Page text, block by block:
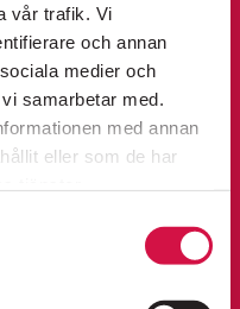
vår trafik. Vi
och annan
medier och
samarbetar med.
med annan
eller som de har
KÖP
SKICKA
OM FOLKOPERAN